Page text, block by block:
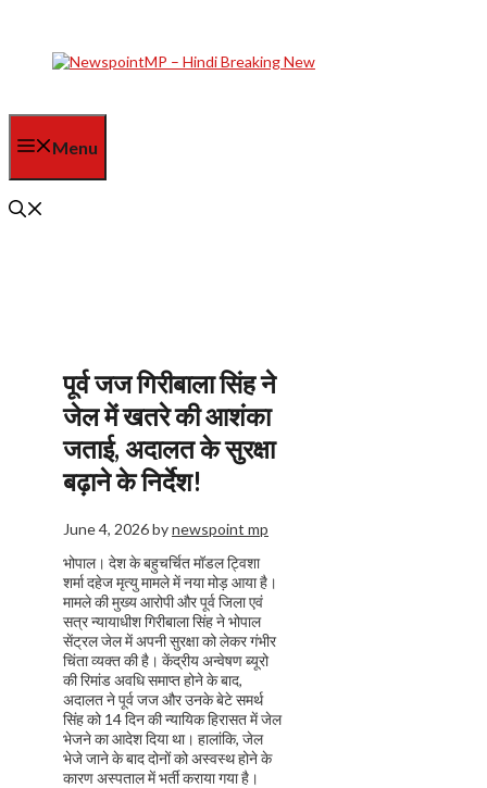
content
Menu
पूर्व जज गिरीबाला सिंह ने
जेल में खतरे की आशंका
जताई, अदालत के सुरक्षा
बढ़ाने के निर्देश!
June 4, 2026bynewspoint mp
भोपाल। देश के बहुचर्चित मॉडल ट्विशा
शर्मा दहेज मृत्यु मामले में नया मोड़ आया है।
मामले की मुख्य आरोपी और पूर्व जिला एवं
सत्र न्यायाधीश गिरीबाला सिंह ने भोपाल
सेंट्रल जेल में अपनी सुरक्षा को लेकर गंभीर
चिंता व्यक्त की है। केंद्रीय अन्वेषण ब्यूरो
की रिमांड अवधि समाप्त होने के बाद,
अदालत ने पूर्व जज और उनके बेटे समर्थ
सिंह को 14 दिन की न्यायिक हिरासत में जेल
भेजने का आदेश दिया था। हालांकि, जेल
भेजे जाने के बाद दोनों को अस्वस्थ होने के
कारण अस्पताल में भर्ती कराया गया है।